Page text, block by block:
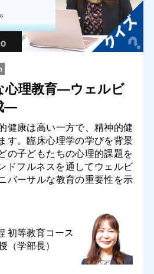
心理教育―ウェルビ
―
健康は高い一方で、精神的健
す。臨床心理学の学びを背景
の子どもたちの心理的課題を
ドフルネスを通してウェルビ
バーサルな教育の重要性を示
初等教育コース
（学部長）